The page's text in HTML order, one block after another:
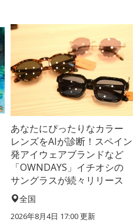
あなたにぴったりなカラー
レンズをAIが診断！スペイン
発アイウェアブランドなど
「OWNDAYS」イチオシの
サングラスが続々リリース
全国
2026年8月4日 17:00更新